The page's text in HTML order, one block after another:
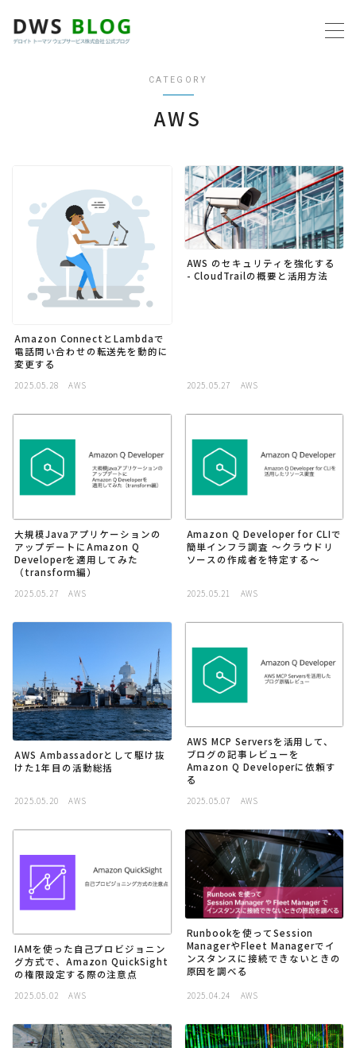
プログラミング
リモートワーク
採用
公式ページ
CATEGORY
AWS
Amazon ConnectとLambdaで
電話問い合わせの転送先を動的に
変更する
2025.05.28 AWS
AWS のセキュリティを強化する
- CloudTrailの概要と活用方法
2025.05.27 AWS
大規模Javaアプリケーションの
アップデートにAmazon Q
Developerを適用してみた
（transform編）
2025.05.27 AWS
Amazon Q Developer for CLIで
簡単インフラ調査 〜クラウドリ
ソースの作成者を特定する〜
2025.05.21 AWS
AWS Ambassadorとして駆け抜
けた1年目の活動総括
2025.05.20 AWS
AWS MCP Serversを活用して、
ブログの記事レビューを
Amazon Q Developerに依頼す
る
2025.05.07 AWS
IAMを使った自己プロビジョニン
グ方式で、Amazon QuickSight
の権限設定する際の注意点
2025.05.02 AWS
Runbookを使ってSession
ManagerやFleet Managerでイ
ンスタンスに接続できないときの
原因を調べる
2025.04.24 AWS